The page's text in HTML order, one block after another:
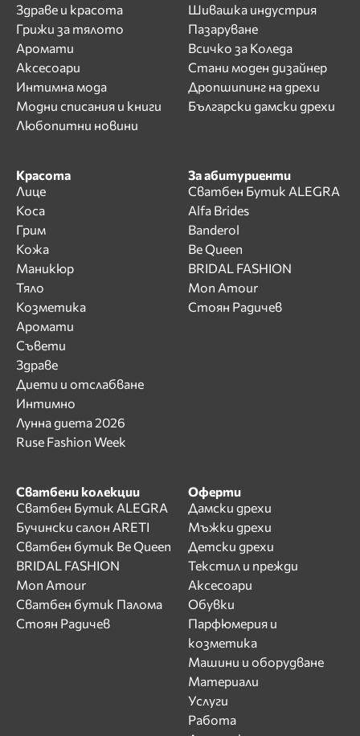
Здраве и красота
Грижи за тялото
Аромати
Аксесоари
Интимна мода
Модни списания и книги
Любопитни новини
Шивашка индустрия
Пазаруване
Всичко за Коледа
Стани моден дизайнер
Дропшипинг на дрехи
Български дамски дрехи
Красота
Лице
Коса
Грим
Кожа
Маникюр
Тяло
Козметика
Аромати
Съвети
Здраве
Диети и отслабване
Интимно
Лунна диета 2026
Ruse Fashion Week
За абитуриенти
Сватбен Бутик ALEGRA
Alfa Brides
Banderol
Be Queen
BRIDAL FASHION
Mon Amour
Стоян Радичев
Сватбени колекции
Сватбен Бутик ALEGRA
Бучински салон ARETI
Сватбен бутик Be Queen
BRIDAL FASHION
Mon Amour
Сватбен бутик Палома
Стоян Радичев
Оферти
Дамски дрехи
Мъжки дрехи
Детски дрехи
Текстил и прежди
Аксесоари
Обувки
Парфюмерия и
козметика
Машини и оборудване
Материали
Услуги
Работа